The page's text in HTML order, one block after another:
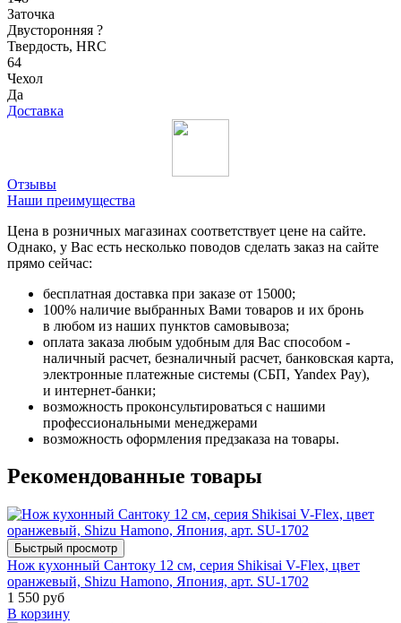
Заточка
Двусторонняя ?
Твердость, HRC
64
Чехол
Да
Доставка
Отзывы
Наши преимущества
Цена в розничных магазинах соответствует цене на сайте.
Однако, у Вас есть несколько поводов сделать заказ на сайте
прямо сейчас:
бесплатная доставка при заказе от 15000;
100% наличие выбранных Вами товаров и их бронь
в любом из наших пунктов самовывоза;
оплата заказа любым удобным для Вас способом -
наличный расчет, безналичный расчет, банковская карта,
электронные платежные системы (СБП, Yandex Pay),
и интернет-банки;
возможность проконсультироваться с нашими
профессиональными менеджерами
возможность оформления предзаказа на товары.
Рекомендованные товары
Быстрый просмотр
Нож кухонный Сантоку 12 см, серия Shikisai V-Flex, цвет
оранжевый, Shizu Hamono, Япония, арт. SU-1702
1 550 руб
В корзину